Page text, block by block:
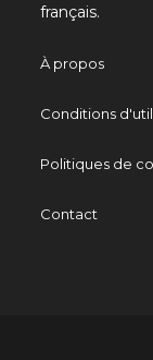
français.
À propos
Conditions
Politiques de
Contact